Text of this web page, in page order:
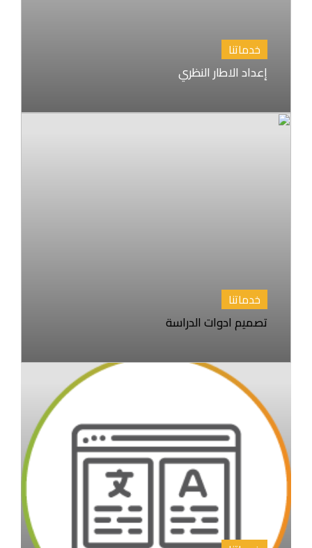
خدماتنا
إعداد الاطار النظري
خدماتنا
تصميم ادوات الدراسة